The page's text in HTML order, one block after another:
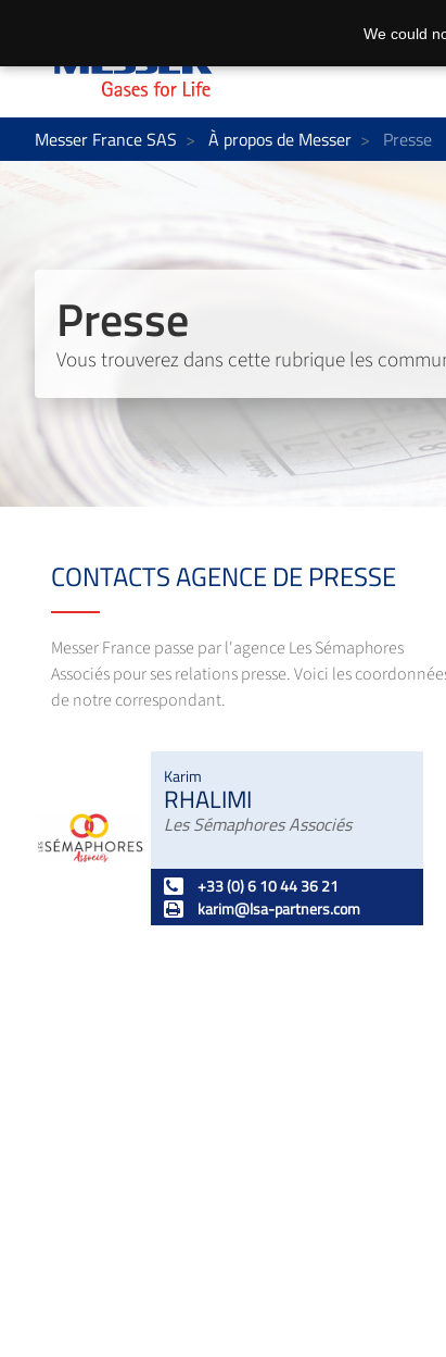
Messer France SAS À propos de Messer Presse
Presse
Vous trouverez dans cette rubrique les
CONTACTS AGENCE DE PRESSE
Messer France passe par l'agence Les Sémaphores
Associés pour ses relations presse. Voici les
de notre correspondant.
Karim
RHALIMI
Les Sémaphores Associés
+33 (0) 6 10 44 36 21
karim@lsa-partners.com
We could